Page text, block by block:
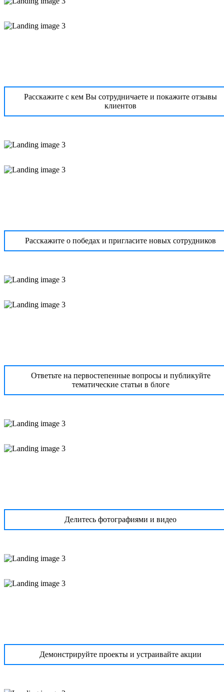
Расскажите с кем Вы сотрудничаете и покажите отзывы
клиентов
Расскажите о победах и пригласите новых сотрудников
Ответьте на первостепенные вопросы и публикуйте
тематические статьи в блоге
Делитесь фотографиями и видео
Демонстрируйте проекты и устраивайте акции